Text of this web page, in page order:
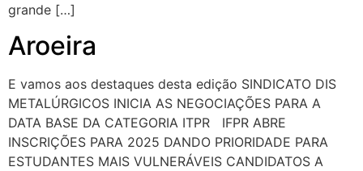
grande […]
Aroeira
E vamos aos destaques desta edição SINDICATO DIS
METALÚRGICOS INICIA AS NEGOCIAÇÕES PARA A
DATA BASE DA CATEGORIA ITPR IFPR ABRE
INSCRIÇÕES PARA 2025 DANDO PRIORIDADE PARA
ESTUDANTES MAIS VULNERÁVEIS CANDIDATOS A